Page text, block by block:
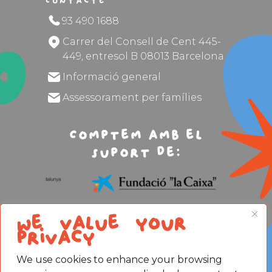
We value your
privacy
We use cookies to enhance your browsing
93 490 1688
Carrer del Consell de Cent 445-
449, entresol B 08013 Barcelona
Informació general
Assessorament per famílies
Comptem amb el
suport de:
Avís legal